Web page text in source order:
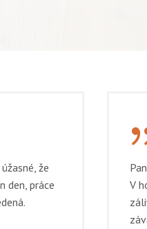
že
den, práce
V